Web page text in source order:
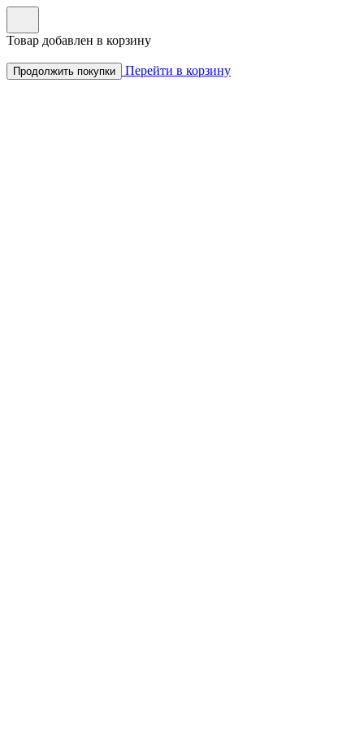
Товар добавлен в корзину
Продолжить покупки Перейти в корзину